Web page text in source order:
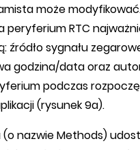
może
peryferium RTC
źródło sygnału
godzina/data oraz
podczas
(rysunek 9a).
(o nazwie Methods)